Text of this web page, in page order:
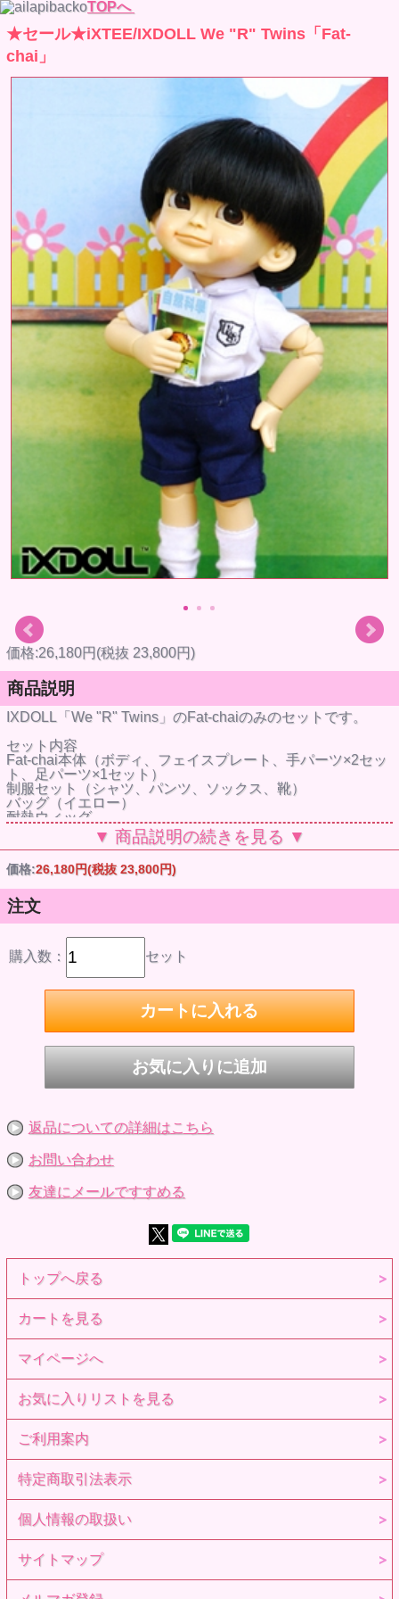
TOPへ
★セール★iXTEE/IXDOLL We "R" Twins「Fat-
chai」
価格:26,180円(税抜 23,800円)
商品説明
IXDOLL「We "R" Twins」のFat-chaiのみのセットです。
セット内容
Fat-chai本体（ボディ、フェイスプレート、手パーツ×2セッ
ト、足パーツ×1セット）
制服セット（シャツ、パンツ、ソックス、靴）
バッグ（イエロー）
耐熱ウィッグ
※画像はサンプルの為、実際の商品と仕様が異なる点がござ
います。
※3枚目画像は、参考画像です。セット内容に記載のないド
ールや撮影小物は、付属しません。
▼ 商品説明の続きを見る ▼
価格:26,180円(税抜 23,800円)
注文
購入数： セット
返品についての詳細はこちら
お問い合わせ
友達にメールですすめる
トップへ戻る
カートを見る
マイページへ
お気に入りリストを見る
ご利用案内
特定商取引法表示
個人情報の取扱い
サイトマップ